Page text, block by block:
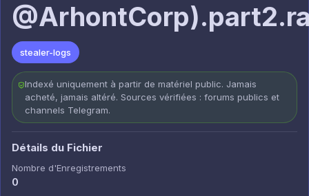
stealer-logs
Indexé uniquement à partir de matériel public. Jamais
acheté, jamais altéré. Sources vérifiées : forums publics et
channels Telegram.
Détails du Fichier
Nombre d'Enregistrements
0